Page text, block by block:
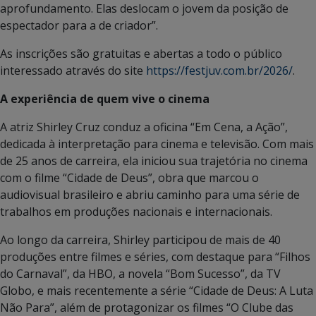
aprofundamento. Elas deslocam o jovem da posição de
espectador para a de criador”.
As inscrições são gratuitas e abertas a todo o público
interessado através do site https://festjuv.com.br/2026/.
A experiência de quem vive o cinema
A atriz Shirley Cruz conduz a oficina “Em Cena, a Ação”,
dedicada à interpretação para cinema e televisão. Com mais
de 25 anos de carreira, ela iniciou sua trajetória no cinema
com o filme “Cidade de Deus”, obra que marcou o
audiovisual brasileiro e abriu caminho para uma série de
trabalhos em produções nacionais e internacionais.
Ao longo da carreira, Shirley participou de mais de 40
produções entre filmes e séries, com destaque para “Filhos
do Carnaval”, da HBO, a novela “Bom Sucesso”, da TV
Globo, e mais recentemente a série “Cidade de Deus: A Luta
Não Para”, além de protagonizar os filmes “O Clube das